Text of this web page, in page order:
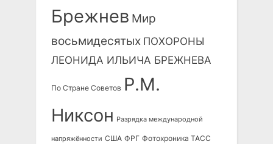
Брежнев Мир
восьмидесятых ПОХОРОНЫ
ЛЕОНИДА ИЛЬИЧА БРЕЖНЕВА
По Стране Советов Р.М.
Никсон
Разрядка международной
напряжённости США ФРГ Фотохроника ТАСС